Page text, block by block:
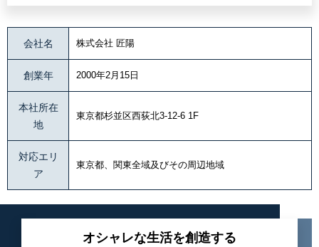
会社名 株式会社 匠陽
創業年 2000年2月15日
本社所在
地
東京都杉並区西荻北3-12-6 1F
対応エリ
ア
東京都、関東全域及びその周辺地域
オシャレな生活を創造する